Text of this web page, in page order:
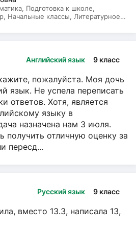
Подготовка к школе,
Начальные классы, Литературное
Английский язык 9 класс
пожалуйста. Моя дочь
язык. Не успела переписать
ответов. Хотя, является
языку в
назначена нам 3 июля.
получить отличную оценку за
пересд...
Русский язык 9 класс
вместо 13.3, написала 13,